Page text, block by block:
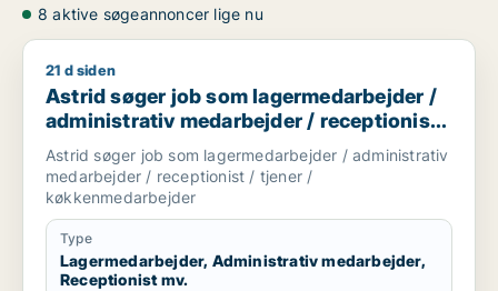
8 aktive søgeannoncer lige nu
Astrid søger job som lagermedarbejder / administrativ
21 d siden
Astrid søger job som lagermedarbejder /
administrativ medarbejder / receptionist /
tjener / køkkenmedarbejder
Astrid søger job som lagermedarbejder / administrativ
medarbejder / receptionist / tjener /
køkkenmedarbejder
Type
Lagermedarbejder, Administrativ medarbejder,
Receptionist mv.